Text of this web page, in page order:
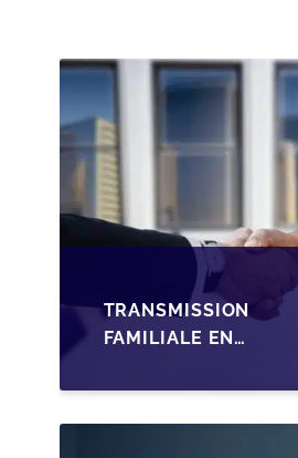
TRANSMISSION
FAMILIALE EN
STRUCTURER LA
CESSION DES PARTS